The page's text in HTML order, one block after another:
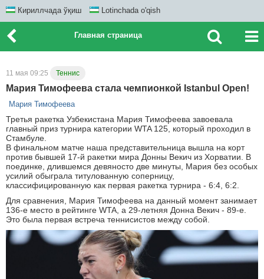
Кириллчада ўқиш Lotinchada o'qish
Главная страница
11 мая 09:25 Теннис
Мария Тимофеева стала чемпионкой Istanbul Open!
Мария Тимофеева
Третья ракетка Узбекистана Мария Тимофеева завоевала
главный приз турнира категории WTA 125, который проходил в
Стамбуле.
В финальном матче наша представительница вышла на корт
против бывшей 17-й ракетки мира Донны Векич из Хорватии. В
поединке, длившемся девяносто две минуты, Мария без особых
усилий обыграла титулованную соперницу,
классифицированную как первая ракетка турнира - 6:4, 6:2.
Для сравнения, Мария Тимофеева на данный момент занимает
136-е место в рейтинге WTA, а 29-летняя Донна Векич - 89-е.
Это была первая встреча теннисистов между собой.